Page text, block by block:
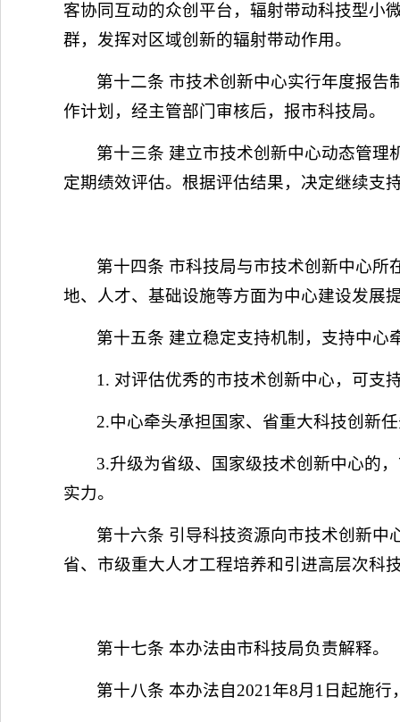
客协同互动的众创平台，辐射带动科技型小
群，发挥对区域创新的辐射带动作用。
第十二条 市技术创新中心实行年度报
作计划，经主管部门审核后，报市科技局。
第十三条 建立市技术创新中心动态管
定期绩效评估。根据评估结果，决定继续支
第十四条 市科技局与市技术创新中心
地、人才、基础设施等方面为中心建设发展
第十五条 建立稳定支持机制，支持中
1. 对评估优秀的市技术创新中心，可支
2.中心牵头承担国家、省重大科技创新
3.升级为省级、国家级技术创新中心的
实力。
第十六条 引导科技资源向市技术创新
省、市级重大人才工程培养和引进高层次科
第十七条 本办法由市科技局负责解释。
第十八条 本办法自2021年8月1日起施